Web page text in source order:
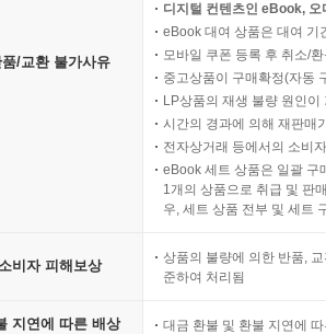
품/교환 불가사유
디지털 컨텐츠인 eBook,
eBook 대여 상품은 대여 기
모바일 쿠폰 등록 후 취소/
중고상품이 구매확정(자동
LP상품의 재생 불량 원인
시간의 경과에 의해 재판매
전자상거래 등에서의 소비
eBook 세트 상품은 일괄 구
1개의 상품으로 취급 및 판
우, 세트 상품 전부 및 세트
소비자 피해보상
상품의 불량에 의한 반품,
준하여 처리됨
지연에 따른 배상 대금 환불 및 환불 지연에